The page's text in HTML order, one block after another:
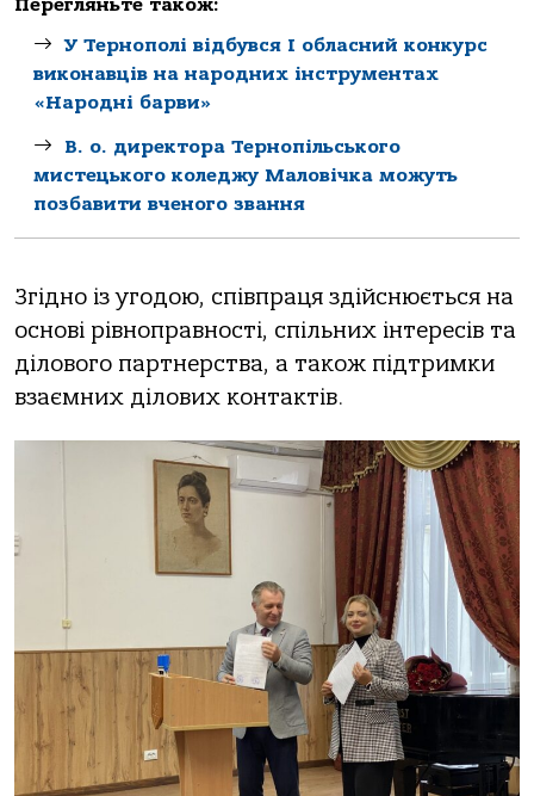
Перегляньте також:
У Тернополі відбувся І обласний конкурс
виконавців на народних інструментах
«Народні барви»
В. о. директора Тернопільського
мистецького коледжу Маловічка можуть
позбавити вченого звання
Згідно із угодою, співпраця здійснюється на
основі рівноправності, спільних інтeрeсів та
ділового партнeрства, а також підтримки
взаємних ділових контактів.